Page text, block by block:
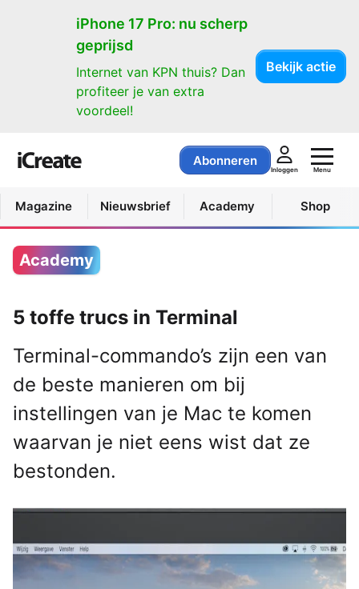
iPhone 17 Pro: nu scherp
geprijsd
Internet van KPN thuis? Dan
profiteer je van extra
voordeel!
Bekijk actie
Abonneren
Inloggen Menu
Magazine Nieuwsbrief Academy Shop
Academy
5 toffe trucs in Terminal
Terminal-commando’s zijn een van
de beste manieren om bij
instellingen van je Mac te komen
waarvan je niet eens wist dat ze
bestonden.